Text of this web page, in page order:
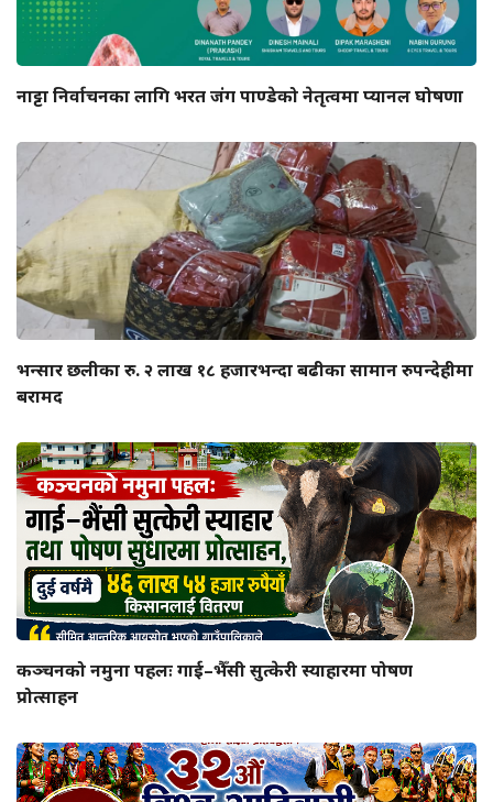
नाट्टा निर्वाचनका लागि भरत जंग पाण्डेको नेतृत्वमा प्यानल घोषणा
भन्सार छलीका रु. २ लाख १८ हजारभन्दा बढीका सामान रुपन्देहीमा
बरामद
कञ्चनको नमुना पहलः गाई–भैँसी सुत्केरी स्याहारमा पोषण
प्रोत्साहन